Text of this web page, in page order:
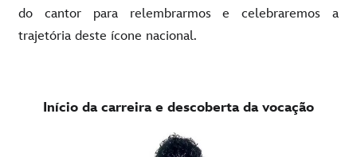
do cantor para relembrarmos e celebraremos a
trajetória deste ícone nacional.
Início da carreira e descoberta da vocação